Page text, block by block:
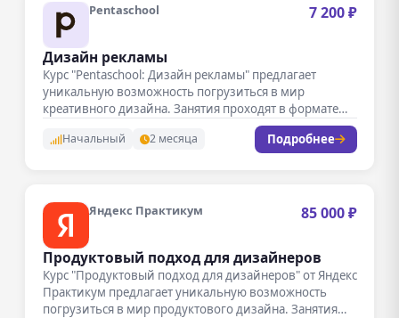
Pentaschool 7 200 ₽
Дизайн рекламы
Курс "Pentaschool: Дизайн рекламы" предлагает
уникальную возможность погрузиться в мир
креативного дизайна. Занятия проходят в формате
Начальный 2 месяца Подробнее
Яндекс Практикум 85 000 ₽
Продуктовый подход для дизайнеров
Курс "Продуктовый подход для дизайнеров" от Яндекс
Практикум предлагает уникальную возможность
погрузиться в мир продуктового дизайна. Занятия